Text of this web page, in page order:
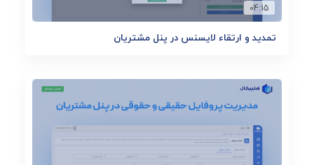
04:15
تمدید و ارتقاء لایسنس در پنل مشتریان